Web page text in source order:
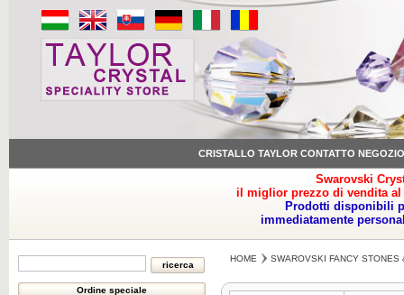
CRISTALLO TAYLOR CONTATTO NEGOZIO
Swarovski
il miglior prezzo di vendita
Prodotti disponibili
immediatamente
HOME SWAROVSKI FANCY STONES